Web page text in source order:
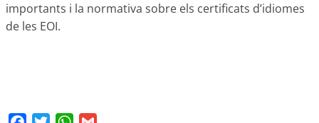
importants i la normativa sobre els certificats d’idiomes
de les EOI.